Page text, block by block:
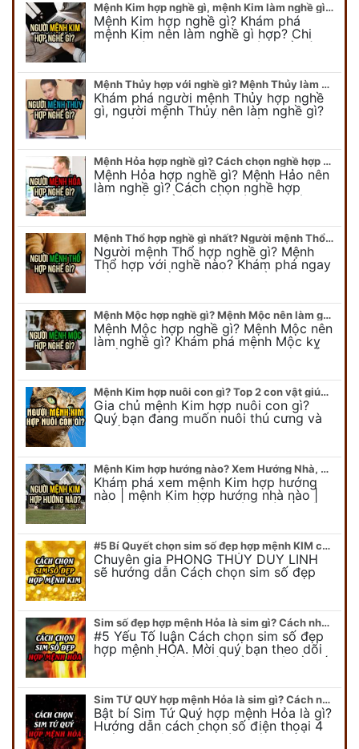
Mệnh Kim hợp nghề gì, mệnh Kim làm nghề gì để #Phát Tài Lộc
Mệnh Kim hợp nghề gì? Khám phá
mệnh Kim nên làm nghề gì hợp? Chi
tiết người mang kim hợp với nghề gì sẽ
Mệnh Thủy hợp với nghề gì? Mệnh Thủy làm nghề gì để #Ăn nên làm ra
Khám phá người mệnh Thủy hợp nghề
gì, người mệnh Thủy nên làm nghề gì?
Chi tiết nghề hợp mệnh Thủy sẽ được
Mệnh Hỏa hợp nghề gì? Cách chọn nghề hợp mệnh Hỏa hút nhiều tài lộc
Mệnh Hỏa hợp nghề gì? Mệnh Hảo nên
làm nghề gì? Cách chọn nghề hợp
mệnh Hỏa để hút nhiều tài lộc. Giúp
Mệnh Thổ hợp nghề gì nhất? Người mệnh Thổ kỵ nghề gì?
Người mệnh Thổ hợp nghề gì? Mệnh
Thổ hợp với nghề nào? Khám phá ngay
để chọn nghề hợp mệnh Thổ. Cũng như
Mệnh Mộc hợp nghề gì? Mệnh Mộc nên làm gì? Mệnh Mộc kỵ nghề nào?
Mệnh Mộc hợp nghề gì? Mệnh Mộc nên
làm nghề gì? Khám phá mệnh Mộc kỵ
nghề gì không nên làm. Xem ngay để
Mệnh Kim hợp nuôi con gì? Top 2 con vật giúp gia chủ Phát tài phát lộc
Gia chủ mệnh Kim hợp nuôi con gì?
Quý bạn đang muốn nuôi thú cưng và
muốn chọn một con vật nuôi hợp
Duy…
Mệnh Kim hợp hướng nào? Xem Hướng Nhà, Phòng ngủ, Làm việc hợp mệnh Kim
Khám phá xem mệnh Kim hợp hướng
nào | mệnh Kim hợp hướng nhà nào |
mệnh Kim kê giường hướng nào | mệnh
#5 Bí Quyết chọn sim số đẹp hợp mệnh KIM chuẩn xác nhất
Chuyên gia PHONG THỦY DUY LINH
sẽ hướng dẫn Cách chọn sim số đẹp
hợp mệnh KIM. Mời quý bạn theo dõi
Sim số đẹp hợp mệnh Hỏa là sim gì? Cách nhận biết sim đẹp hợp mệnh Hỏa
#5 Yếu Tố luận Cách chọn sim số đẹp
hợp mệnh HỎA. Mời quý bạn theo dõi
bài viết để có cái nhìn tổng quát về số
Sim TỨ QUÝ hợp mệnh Hỏa là sim gì? Cách nhận biết sim tứ quý hợp mệnh Hỏa
Bật bí Sim Tứ Quý hợp mệnh Hỏa là gì?
Hướng dẫn cách chọn số điện thoại 4
quý hợp mệnh Hỏa chính xác nhất.